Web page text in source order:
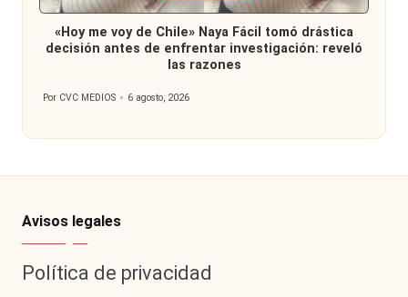
en
«Hoy me voy de Chile» Naya Fácil tomó drástica
decisión antes de enfrentar investigación: reveló
las razones
Publicado
Por CVC MEDIOS 6 agosto, 2026
Avisos legales
Política de privacidad